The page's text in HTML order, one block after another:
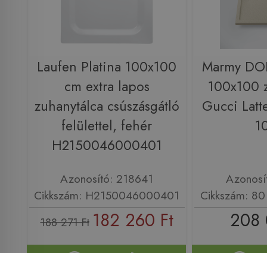
Laufen Platina 100x100
cm extra lapos
zuhanytálca csúszásgátló
felülettel, fehér
H2150046000401
Azonosító: 218641
Cikkszám: H2150046000401
188 271 Ft 182 260 Ft
Marmy
100x100
Gucci
Cikkszám:
208